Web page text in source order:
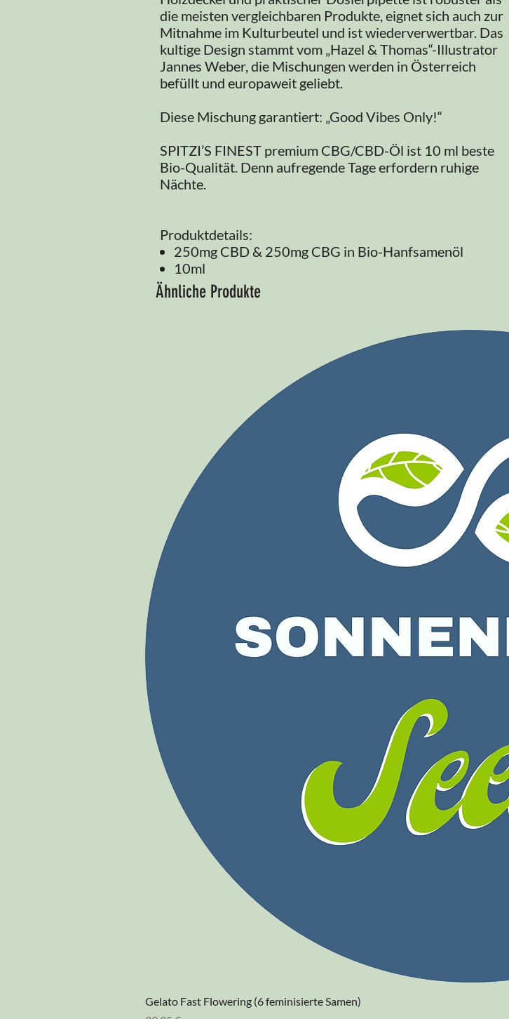
die meisten vergleichbaren Produkte, eignet sich auch zur
Mitnahme im Kulturbeutel und ist wiederverwertbar. Das
kultige Design stammt vom „Hazel & Thomas“-Illustrator
Jannes Weber, die Mischungen werden in Österreich
befüllt und europaweit geliebt.
Diese Mischung garantiert: „Good Vibes Only!“
SPITZI’S FINEST premium CBG/CBD-Öl ist 10 ml beste
Bio-Qualität. Denn aufregende Tage erfordern ruhige
Nächte.
Produktdetails:
250mg CBD & 250mg CBG in Bio-Hanfsamenöl
10ml
Ähnliche Produkte
Gelato Fast Flowering (6 feminisierte Samen)